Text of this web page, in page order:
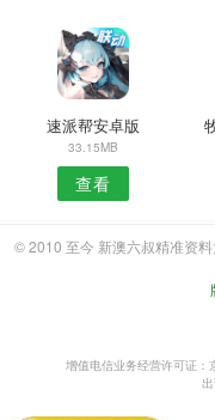
速派帮安卓版
33.15MB
查看
© 2010 至今 新澳六叔精准资
增值电信业务经营许可证：